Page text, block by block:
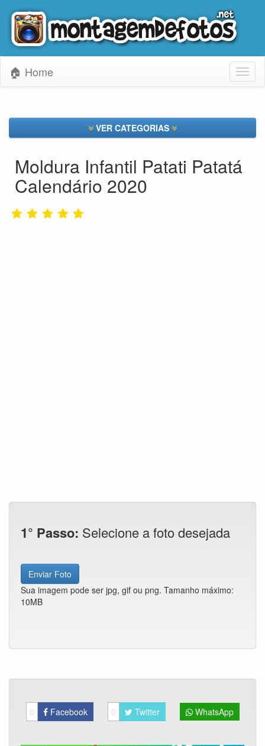
🏠 Home
VER CATEGORIAS
Moldura Infantil Patati Patatá
Calendário 2020
1° Passo: Selecione a foto desejada
Enviar Foto
Sua imagem pode ser jpg, gif ou png. Tamanho máximo:
10MB
0 Facebook 0 Twitter WhatsApp